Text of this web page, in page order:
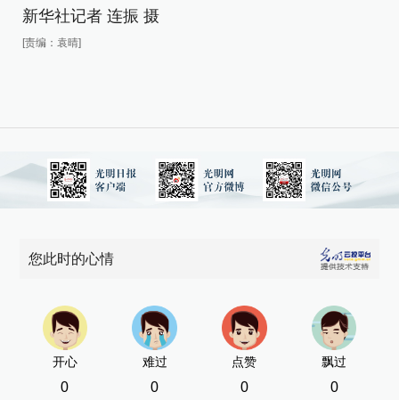
新华社记者 连振 摄
[责编：袁晴]
您此时的心情
开心
0
难过
0
点赞
0
飘过
0